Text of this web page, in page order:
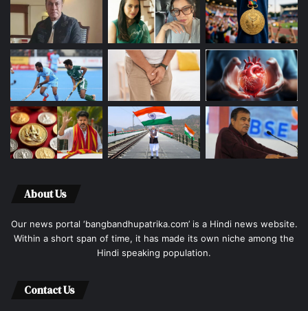
About Us
Our news portal ‘bangbandhupatrika.com’ is a Hindi news website.
Within a short span of time, it has made its own niche among the
Hindi speaking population.
Contact Us